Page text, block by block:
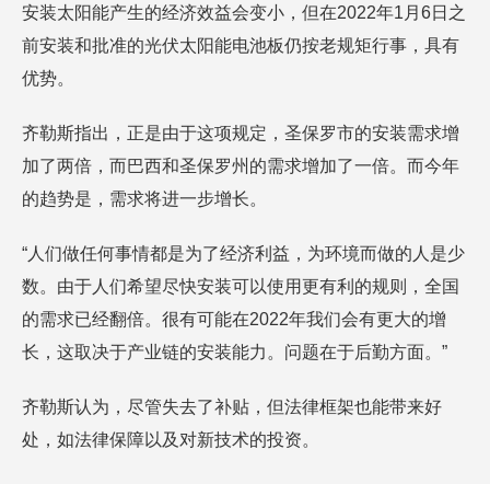
安装太阳能产生的经济效益会变小，但在2022年1月6日之
前安装和批准的光伏太阳能电池板仍按老规矩行事，具有
优势。
齐勒斯指出，正是由于这项规定，圣保罗市的安装需求增
加了两倍，而巴西和圣保罗州的需求增加了一倍。而今年
的趋势是，需求将进一步增长。
“人们做任何事情都是为了经济利益，为环境而做的人是少
数。由于人们希望尽快安装可以使用更有利的规则，全国
的需求已经翻倍。很有可能在2022年我们会有更大的增
长，这取决于产业链的安装能力。问题在于后勤方面。”
齐勒斯认为，尽管失去了补贴，但法律框架也能带来好
处，如法律保障以及对新技术的投资。